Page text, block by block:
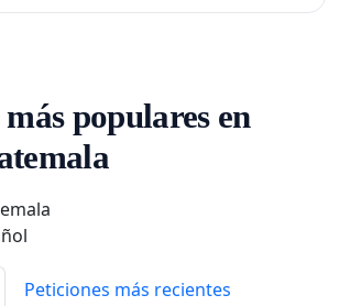
populares en
Peticiones más recientes